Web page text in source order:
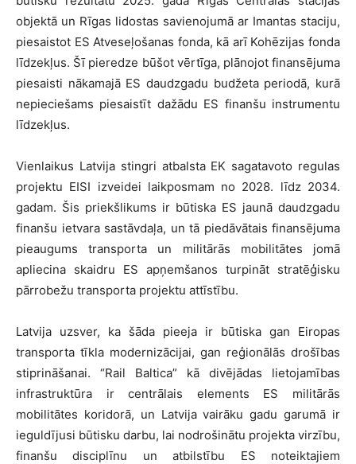
objektā un Rīgas lidostas savienojumā ar Imantas staciju,
piesaistot ES Atveseļošanas fonda, kā arī Kohēzijas fonda
līdzekļus. Šī pieredze būšot vērtīga, plānojot finansējuma
piesaisti nākamajā ES daudzgadu budžeta periodā, kurā
nepieciešams piesaistīt dažādu ES finanšu instrumentu
līdzekļus.
Vienlaikus Latvija stingri atbalsta EK sagatavoto regulas
projektu EISI izveidei laikposmam no 2028. līdz 2034.
gadam. Šis priekšlikums ir būtiska ES jaunā daudzgadu
finanšu ietvara sastāvdaļa, un tā piedāvātais finansējuma
pieaugums transporta un militārās mobilitātes jomā
apliecina skaidru ES apņemšanos turpināt stratēģisku
pārrobežu transporta projektu attīstību.
Latvija uzsver, ka šāda pieeja ir būtiska gan Eiropas
transporta tīkla modernizācijai, gan reģionālās drošības
stiprināšanai. “Rail Baltica” kā divējādas lietojamības
infrastruktūra ir centrālais elements ES militārās
mobilitātes koridorā, un Latvija vairāku gadu garumā ir
ieguldījusi būtisku darbu, lai nodrošinātu projekta virzību,
finanšu disciplīnu un atbilstību ES noteiktajiem